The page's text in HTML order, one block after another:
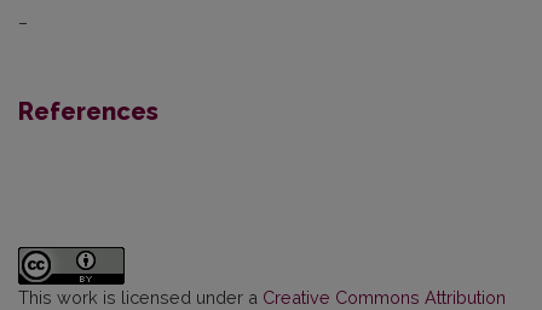
–
References
This work is licensed under a Creative Commons Attribution